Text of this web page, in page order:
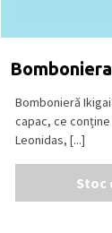
Bombonieră
capac, ce
Leonidas, [...]
Stoc